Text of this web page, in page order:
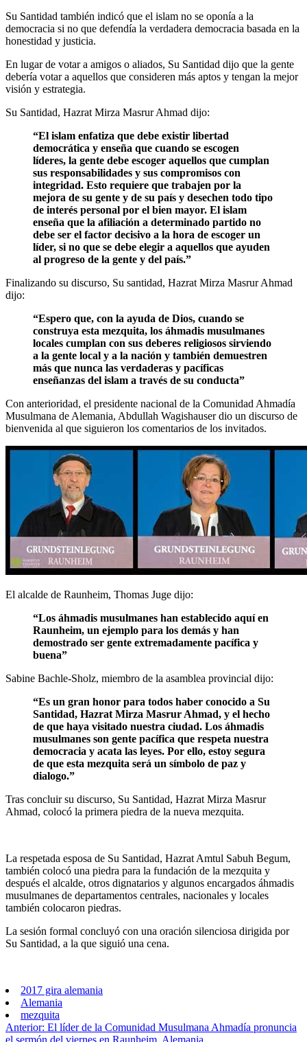
Su Santidad también indicó que el islam no se oponía a la
democracia si no que defendía la verdadera democracia basada en la
honestidad y justicia.
En lugar de votar a amigos o aliados, Su Santidad dijo que la gente
debería votar a aquellos que consideren más aptos y tengan la mejor
visión y estrategia.
Su Santidad, Hazrat Mirza Masrur Ahmad dijo:
“El islam enfatiza que debe existir libertad
democrática y enseña que cuando se escogen
líderes, la gente debe escoger aquellos que cumplan
sus responsabilidades y sus compromisos con
integridad. Esto requiere que trabajen por la
mejora de su gente y de su país y desechen todo tipo
de interés personal por el bien mayor. El islam
enseña que la afiliación a determinado partido no
debe ser el factor decisivo a la hora de escoger un
líder, si no que se debe elegir a aquellos que ayuden
al progreso de la gente y del país.”
Finalizando su discurso, Su santidad, Hazrat Mirza Masrur Ahmad
dijo:
“Espero que, con la ayuda de Dios, cuando se
construya esta mezquita, los áhmadis musulmanes
locales cumplan con sus deberes religiosos sirviendo
a la gente local y a la nación y también demuestren
más que nunca las verdaderas y pacíficas
enseñanzas del islam a través de su conducta”
Con anterioridad, el presidente nacional de la Comunidad Ahmadía
Musulmana de Alemania, Abdullah Wagishauser dio un discurso de
bienvenida al que siguieron los comentarios de los invitados.
El alcalde de Raunheim, Thomas Juge dijo:
“Los áhmadis musulmanes han establecido aquí en
Raunheim, un ejemplo para los demás y han
demostrado ser gente extremadamente pacífica y
buena”
Sabine Bachle-Sholz, miembro de la asamblea provincial dijo:
“Es un gran honor para todos haber conocido a Su
Santidad, Hazrat Mirza Masrur Ahmad, y el hecho
de que haya visitado nuestra ciudad. Los áhmadis
musulmanes son gente pacífica que respeta nuestra
democracia y acata las leyes. Por ello, estoy segura
de que esta mezquita será un símbolo de paz y
dialogo.”
Tras concluir su discurso, Su Santidad, Hazrat Mirza Masrur
Ahmad, colocó la primera piedra de la nueva mezquita.
La respetada esposa de Su Santidad, Hazrat Amtul Sabuh Begum,
también colocó una piedra para la fundación de la mezquita y
después el alcalde, otros dignatarios y algunos encargados áhmadis
musulmanes de departamentos centrales, nacionales y locales
también colocaron piedras.
La sesión formal concluyó con una oración silenciosa dirigida por
Su Santidad, a la que siguió una cena.
2017 gira alemania
Alemania
mezquita
Anterior: El líder de la Comunidad Musulmana Ahmadía pronuncia